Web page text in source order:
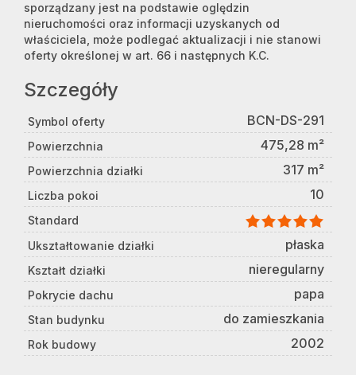
sporządzany jest na podstawie oględzin
nieruchomości oraz informacji uzyskanych od
właściciela, może podlegać aktualizacji i nie stanowi
oferty określonej w art. 66 i następnych K.C.
Szczegóły
Symbol oferty BCN-DS-291
Powierzchnia 475,28 m²
Powierzchnia działki 317 m²
Liczba pokoi 10
Standard
Ukształtowanie działki
płaska
Kształt działki nieregularny
Pokrycie dachu papa
Stan budynku do zamieszkania
Rok budowy 2002